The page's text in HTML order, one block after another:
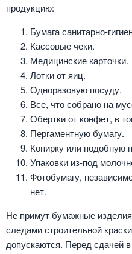
продукцию:
Бумага санитарно-
Кассовые чеки.
Медицинские карточки.
Лотки от яиц.
Одноразовую посуду.
Все, что собрано на
Обертки от конфет, в
Пергаментную бумагу.
Копирку или подобную
Упаковки из-под
Фотобумагу,
нет.
Не примут бумажные
следами строительной
допускаются. Перед сдачей